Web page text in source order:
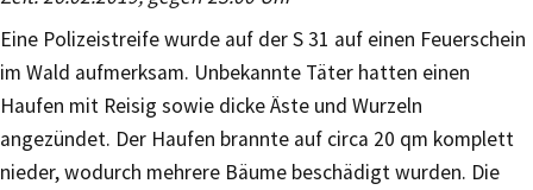
Eine Polizeistreife wurde auf der S 31 auf einen Feuerschein
im Wald aufmerksam. Unbekannte Täter hatten einen
Haufen mit Reisig sowie dicke Äste und Wurzeln
angezündet. Der Haufen brannte auf circa 20 qm komplett
nieder, wodurch mehrere Bäume beschädigt wurden. Die